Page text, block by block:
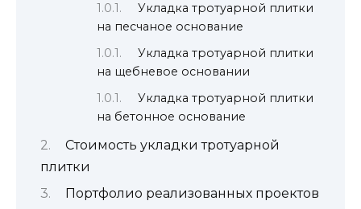
Укладка тротуарной плитки
на песчаное основание
Укладка тротуарной плитки
на щебневое основании
Укладка тротуарной плитки
на бетонное основание
Стоимость укладки тротуарной
плитки
Портфолио реализованных проектов